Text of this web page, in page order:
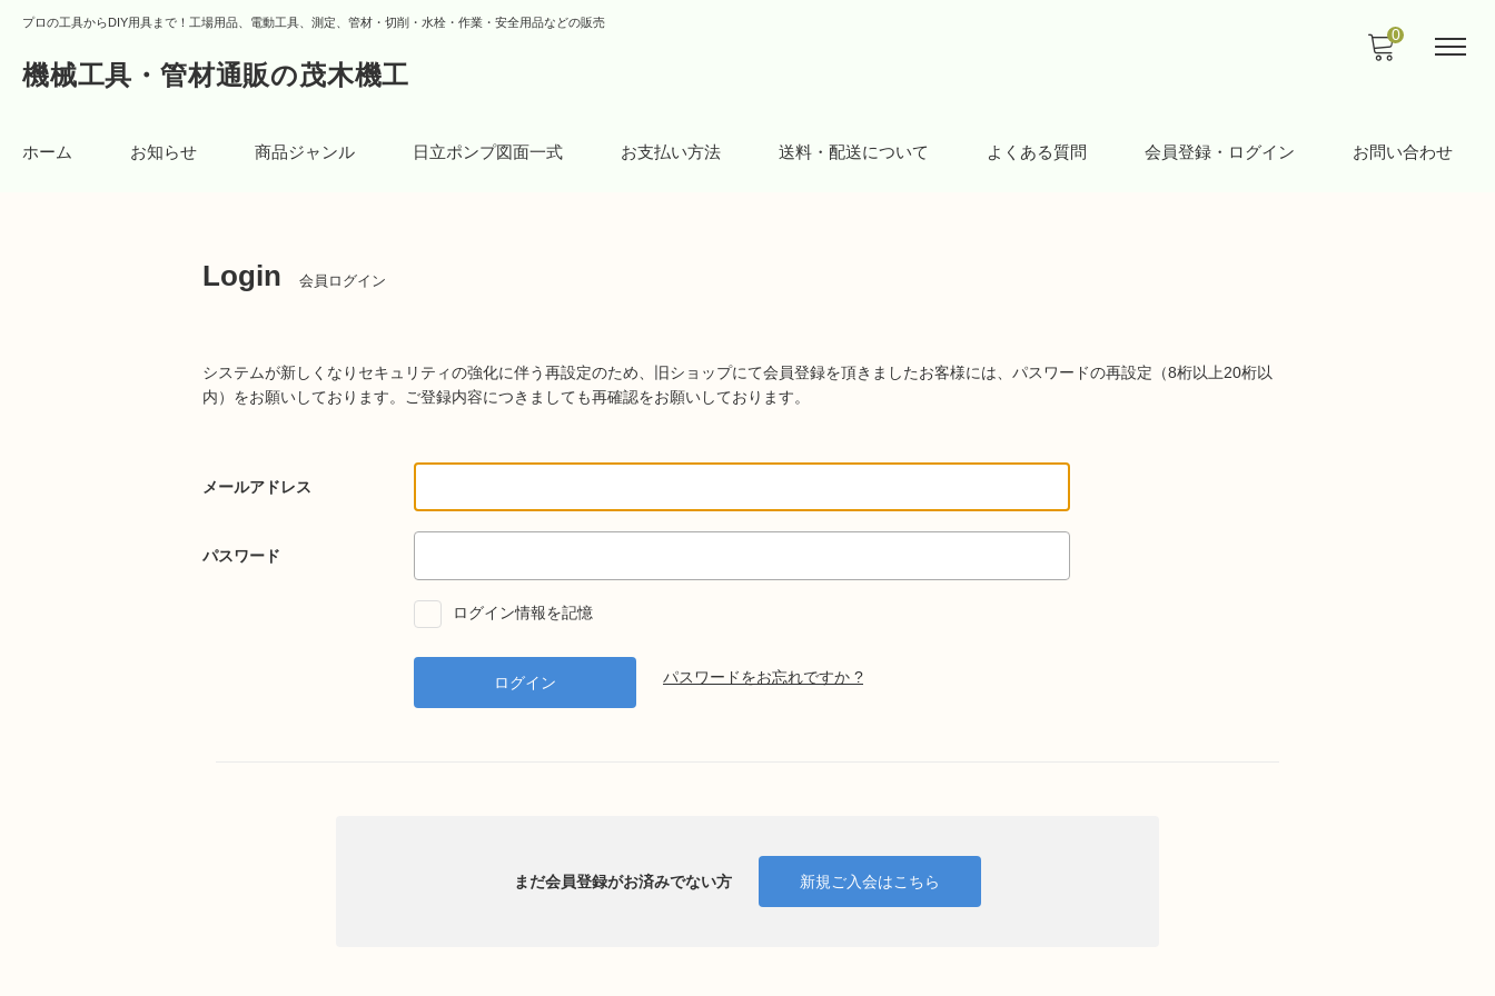
プロの工具からDIY用具まで！工場用品、電動工具、測定、管材・切削・水栓・作業・安全用品などの販売
機械工具・管材通販の茂木機工
ホーム お知らせ 商品ジャンル 日立ポンプ図面一式 お支払い方法 送料・配送について よくある質問 会員登録・ログイン お問い合わせ
0
Login 会員ログイン
システムが新しくなりセキュリティの強化に伴う再設定のため、旧ショップにて会員登録を頂きましたお客様には、パスワードの再設定（8桁以上20桁以
内）をお願いしております。
ご登録内容につきましても再確認をお願いしております。
メールアドレス
パスワード
ログイン情報を記憶
パスワードをお忘れですか ?
まだ会員登録がお済みでない方 新規ご入会はこちら